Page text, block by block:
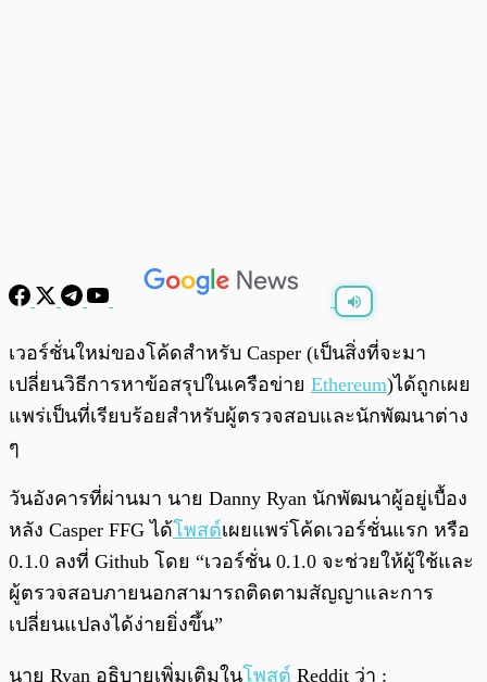
พร้อมเล่น 0:00
เวอร์ชั่นใหม่ของโค้ดสำหรับ Casper (เป็นสิ่งที่จะมา
เปลี่ยนวิธีการหาข้อสรุปในเครือข่าย Ethereum)ได้ถูกเผย
แพร่เป็นที่เรียบร้อยสำหรับผู้ตรวจสอบและนักพัฒนาต่าง
ๆ
วันอังคารที่ผ่านมา นาย Danny Ryan นักพัฒนาผู้อยู่เบื้อง
หลัง Casper FFG ได้โพสต์เผยแพร่โค้ดเวอร์ชั่นแรก หรือ
0.1.0 ลงที่ Github โดย “เวอร์ชั่น 0.1.0 จะช่วยให้ผู้ใช้และ
ผู้ตรวจสอบภายนอกสามารถติดตามสัญญาและการ
เปลี่ยนแปลงได้ง่ายยิ่งขึ้น”
นาย Ryan อธิบายเพิ่มเติมในโพสต์ Reddit ว่า :